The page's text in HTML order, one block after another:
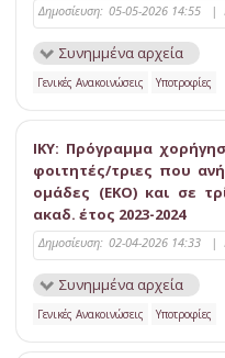
Δημοσίευση: 05-05-2026 14:55 |
Συνημμένα αρχεία
Γενικές Ανακοινώσεις Υποτροφίες
ΙΚΥ: Πρόγραμμα
φοιτητές/τριες που
ομάδες (ΕΚΟ) και σε
ακαδ. έτος 2023-2024
Δημοσίευση: 02-04-2026 14:33 |
Συνημμένα αρχεία
Γενικές Ανακοινώσεις Υποτροφίες